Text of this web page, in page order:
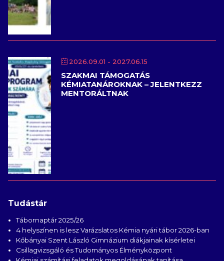
2026.09.01 - 2027.06.15
SZAKMAI TÁMOGATÁS
KÉMIATANÁROKNAK – JELENTKEZZ
MENTORÁLTNAK
Tudástár
Tábornaptár 2025/26
4 helyszínen is lesz Varázslatos Kémia nyári tábor 2026-ban
Kőbányai Szent László Gimnázium diákjainak kísérletei
Csillagvizsgáló és Tudományos Élményközpont